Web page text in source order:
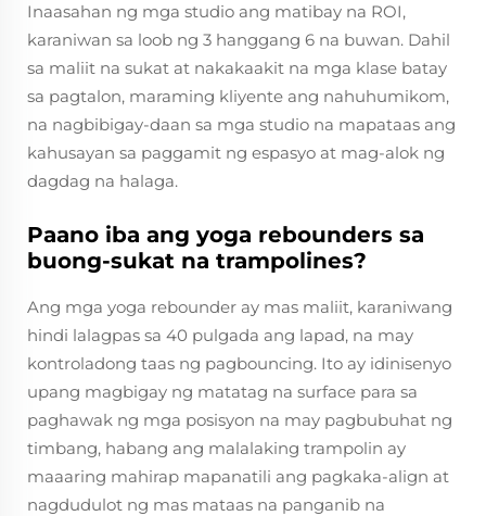
Inaasahan ng mga studio ang matibay na ROI,
karaniwan sa loob ng 3 hanggang 6 na buwan. Dahil
sa maliit na sukat at nakakaakit na mga klase batay
sa pagtalon, maraming kliyente ang nahuhumikom,
na nagbibigay-daan sa mga studio na mapataas ang
kahusayan sa paggamit ng espasyo at mag-alok ng
dagdag na halaga.
Paano iba ang yoga rebounders sa
buong-sukat na trampolines?
Ang mga yoga rebounder ay mas maliit, karaniwang
hindi lalagpas sa 40 pulgada ang lapad, na may
kontroladong taas ng pagbouncing. Ito ay idinisenyo
upang magbigay ng matatag na surface para sa
paghawak ng mga posisyon na may pagbubuhat ng
timbang, habang ang malalaking trampolin ay
maaaring mahirap mapanatili ang pagkaka-align at
nagdudulot ng mas mataas na panganib na